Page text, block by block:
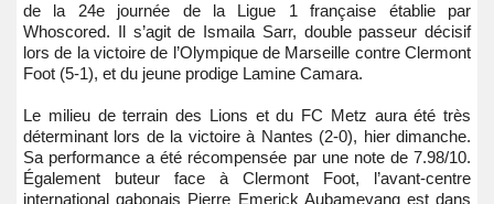
de la 24e journée de la Ligue 1 française établie par
Whoscored. Il s’agit de Ismaila Sarr, double passeur décisif
lors de la victoire de l’Olympique de Marseille contre Clermont
Foot (5-1), et du jeune prodige Lamine Camara.
Le milieu de terrain des Lions et du FC Metz aura été très
déterminant lors de la victoire à Nantes (2-0), hier dimanche.
Sa performance a été récompensée par une note de 7.98/10.
Également buteur face à Clermont Foot, l’avant-centre
international gabonais Pierre Emerick Aubameyang est dans